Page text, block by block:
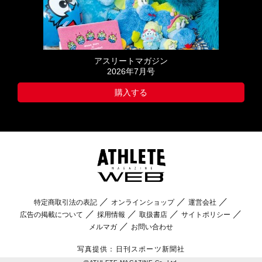
アスリートマガジン
2026年7月号
購入する
特定商取引法の表記 オンラインショップ
運営会社
広告の掲載について
採用情報 取扱書店
サイトポリシー
メルマガ
お問い合わせ
写真提供：日刊スポーツ新聞社